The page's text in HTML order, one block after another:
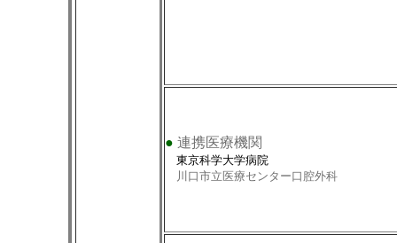
● 連携医療機関
東京科学大学病院
川口市立医療センター口腔外科